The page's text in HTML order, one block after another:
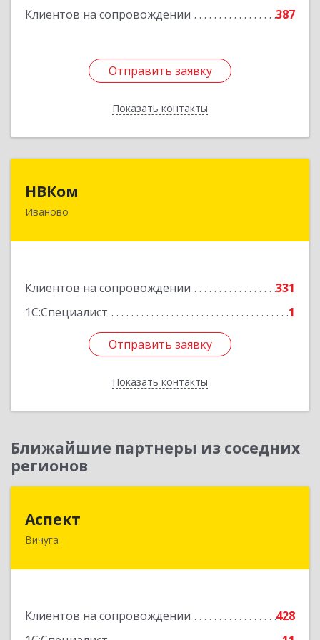
Клиентов на сопровождении 387
Отправить заявку
Показать контакты
Отправить заявку
Назад
НВКом
Иваново
Клиентов на сопровождении
331
1С:Специалист
1
Отправить заявку
Показать контакты
153000, Ивановская обл, Иваново г, Аптечный
Отправить заявку
Назад
Ближайшие партнеры из соседних
регионов
Аспект
Вичуга
Клиентов на сопровождении
428
155331, Ивановская обл, Вичугский р-н, Вичуга